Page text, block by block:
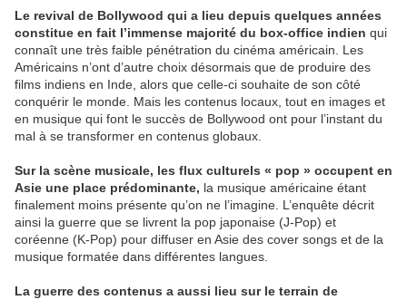
Le revival de Bollywood qui a lieu depuis quelques années
constitue en fait l’immense majorité du box-office indien qui
connaît une très faible pénétration du cinéma américain. Les
Américains n’ont d’autre choix désormais que de produire des
films indiens en Inde, alors que celle-ci souhaite de son côté
conquérir le monde. Mais les contenus locaux, tout en images et
en musique qui font le succès de Bollywood ont pour l’instant du
mal à se transformer en contenus globaux.
Sur la scène musicale, les flux culturels « pop » occupent en
Asie une place prédominante, la musique américaine étant
finalement moins présente qu’on ne l’imagine. L’enquête décrit
ainsi la guerre que se livrent la pop japonaise (J-Pop) et
coréenne (K-Pop) pour diffuser en Asie des cover songs et de la
musique formatée dans différentes langues.
La guerre des contenus a aussi lieu sur le terrain de